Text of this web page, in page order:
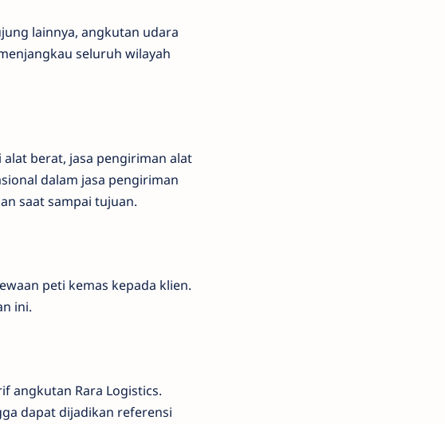
lainnya, angkutan udara
seluruh wilayah
berat, jasa pengiriman alat
dalam jasa pengiriman
saat sampai tujuan.
peti kemas kepada klien.
ini.
angkutan Rara Logistics.
dapat dijadikan referensi